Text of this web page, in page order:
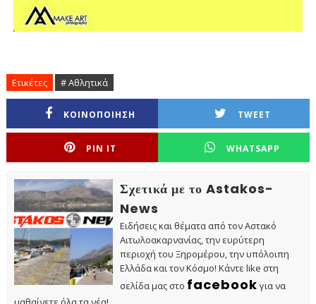
Ετικέτες # Αθλητικά
ΚΟΙΝΟΠΟΙΗΣΗ TWEET
PIN IT WHATSAPP
Σχετικά με το Astakos-
News
Ειδήσεις και θέματα από τον Αστακό
Αιτωλοακαρνανίας, την ευρύτερη
περιοχή του Ξηρομέρου, την υπόλοιπη
Ελλάδα και τον Κόσμο! Κάντε like στη
σελίδα μας στο facebook για να